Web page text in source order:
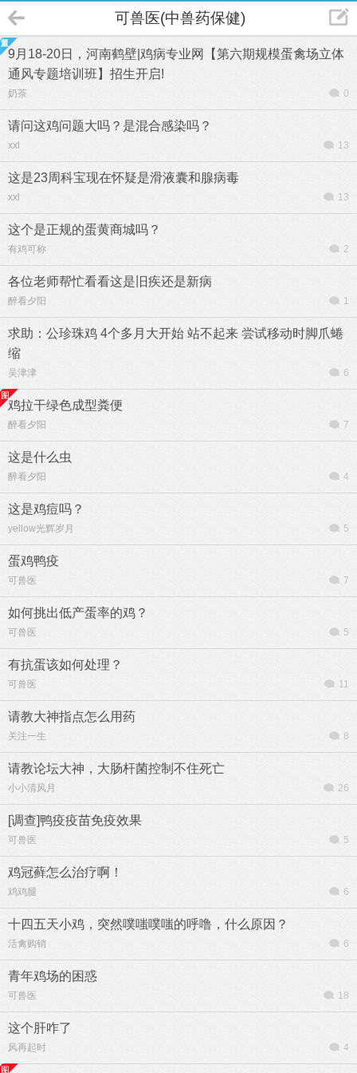
可兽医(中兽药保健)
9月18-20日，河南鹤壁|鸡病专业网【第六期规模蛋禽场立体
通风专题培训班】招生开启!
奶茶 0
请问这鸡问题大吗？是混合感染吗？
xxl 13
这是23周科宝现在怀疑是滑液囊和腺病毒
xxl 13
这个是正规的蛋黄商城吗？
有鸡可称 2
各位老师帮忙看看这是旧疾还是新病
醉看夕阳 1
求助：公珍珠鸡 4个多月大开始 站不起来 尝试移动时脚爪蜷
缩
吴津津 6
鸡拉干绿色成型粪便
醉看夕阳 7
这是什么虫
醉看夕阳 4
这是鸡痘吗？
yellow光辉岁月 5
蛋鸡鸭疫
可兽医 7
如何挑出低产蛋率的鸡？
可兽医 5
有抗蛋该如何处理？
可兽医 11
请教大神指点怎么用药
关注一生 8
请教论坛大神，大肠杆菌控制不住死亡
小小清风月 26
[调查]鸭疫疫苗免疫效果
可兽医 5
鸡冠藓怎么治疗啊！
鸡鸡腿 6
十四五天小鸡，突然噗嗤噗嗤的呼噜，什么原因？
活禽购销 6
青年鸡场的困惑
可兽医 18
这个肝咋了
风再起时 4